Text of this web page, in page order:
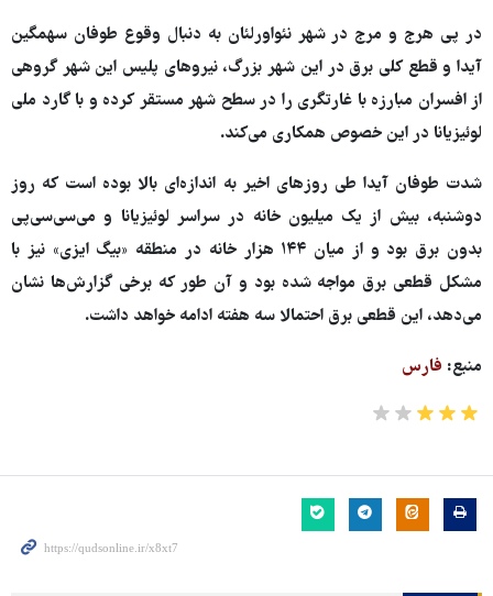
در پی هرج و مرج در شهر نئواورلئان به دنبال وقوع طوفان سهمگین
آیدا و قطع کلی برق در این شهر بزرگ، نیروهای پلیس این شهر گروهی
از افسران مبارزه با غارتگری را در سطح شهر مستقر کرده و با گارد ملی
لوئیزیانا در این خصوص همکاری می‌کند.
شدت طوفان آیدا طی روزهای اخیر به اندازه‌ای بالا بوده است که روز
دوشنبه، بیش از یک میلیون خانه در سراسر لوئیزیانا و می‌سی‌سی‌پی
بدون برق بود و از میان ۱۴۴ هزار خانه در منطقه «بیگ ایزی» نیز با
مشکل قطعی برق مواجه شده بود و آن طور که برخی گزارش‌ها نشان
می‌دهد، این قطعی برق احتمالا سه هفته ادامه خواهد داشت.
منبع: فارس